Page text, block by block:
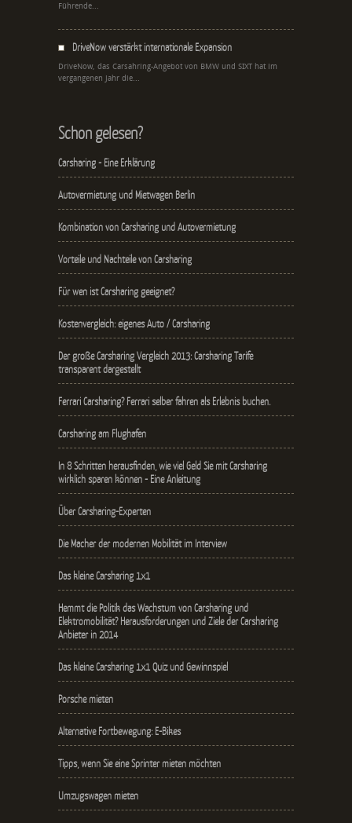
Führende...
DriveNow verstärkt internationale Expansion
DriveNow, das Carsahring-Angebot von BMW und SIXT hat im
vergangenen Jahr die...
Schon gelesen?
Carsharing - Eine Erklärung
Autovermietung und Mietwagen Berlin
Kombination von Carsharing und Autovermietung
Vorteile und Nachteile von Carsharing
Für wen ist Carsharing geeignet?
Kostenvergleich: eigenes Auto / Carsharing
Der große Carsharing Vergleich 2013: Carsharing Tarife
transparent dargestellt
Ferrari Carsharing? Ferrari selber fahren als Erlebnis buchen.
Carsharing am Flughafen
In 8 Schritten herausfinden, wie viel Geld Sie mit Carsharing
wirklich sparen können - Eine Anleitung
Über Carsharing-Experten
Die Macher der modernen Mobilität im Interview
Das kleine Carsharing 1x1
Hemmt die Politik das Wachstum von Carsharing und
Elektromobilität? Herausforderungen und Ziele der Carsharing
Anbieter in 2014
Das kleine Carsharing 1x1 Quiz und Gewinnspiel
Porsche mieten
Alternative Fortbewegung: E-Bikes
Tipps, wenn Sie eine Sprinter mieten möchten
Umzugswagen mieten